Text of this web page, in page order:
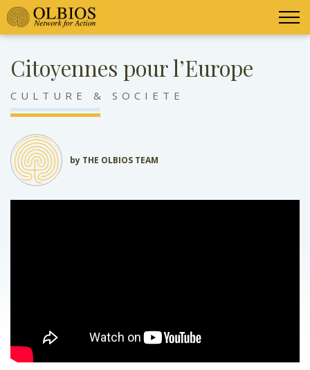
Citoyennes pour l’Europe
CULTURE & SOCIETE
by THE OLBIOS TEAM